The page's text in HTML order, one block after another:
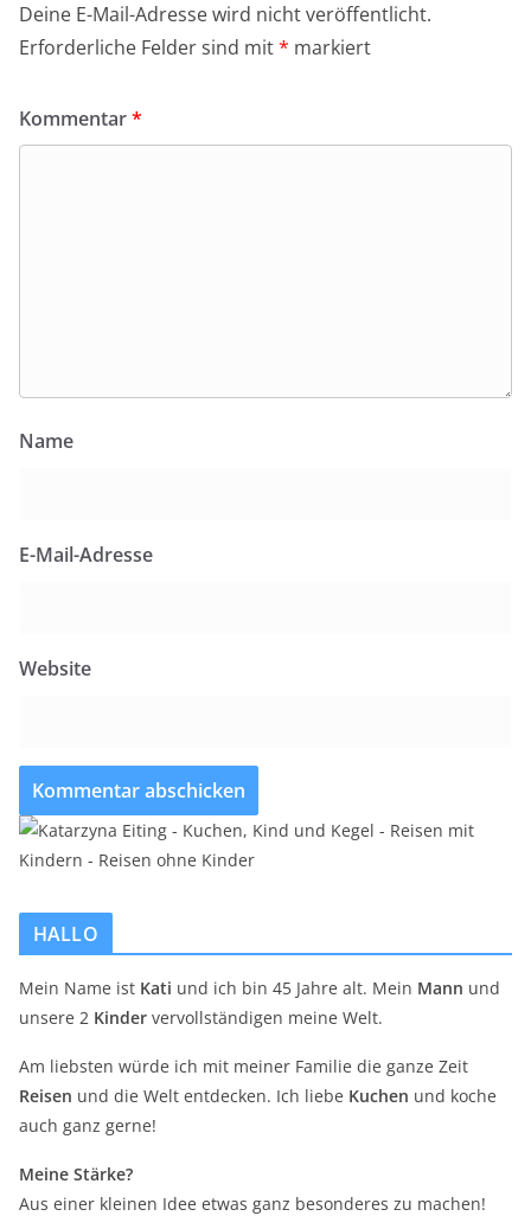
Deine E-Mail-Adresse wird nicht veröffentlicht.
Erforderliche Felder sind mit* markiert
Kommentar*
Name
E-Mail-Adresse
Website
HALLO
Mein Name ist Kati und ich bin 45 Jahre alt. Mein Mann und
unsere 2 Kinder vervollständigen meine Welt.
Am liebsten würde ich mit meiner Familie die ganze Zeit
Reisen und die Welt entdecken. Ich liebe Kuchen und koche
auch ganz gerne!
Meine Stärke?
Aus einer kleinen Idee etwas ganz besonderes zu machen!